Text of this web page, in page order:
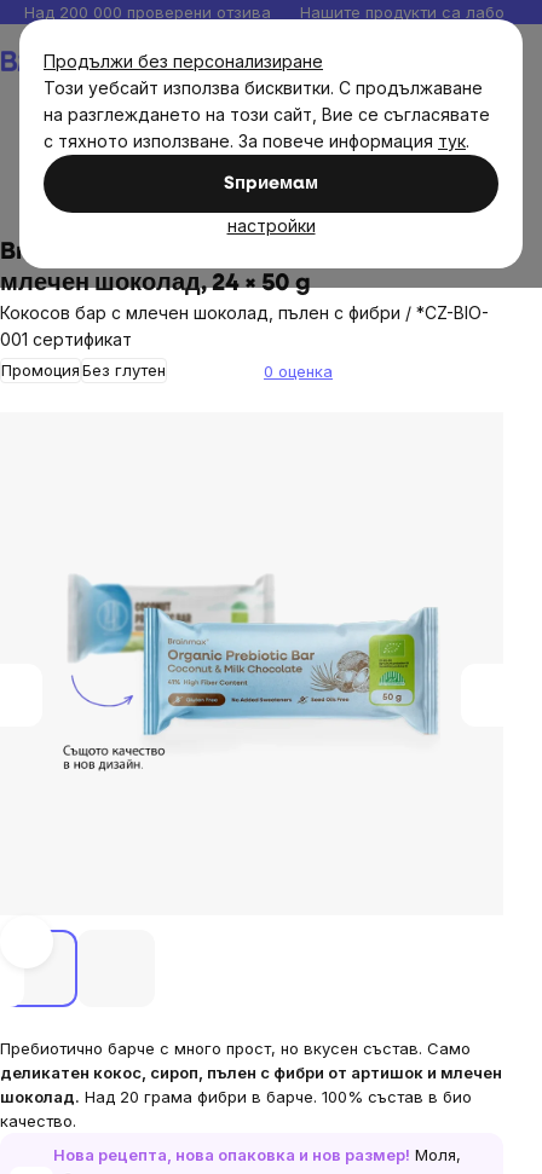
Продължи без персонализиране
Този уебсайт използва бисквитки. С продължаване
на разглеждането на този сайт, Вие се съгласявате
с тяхното използване. За повече информация тук.
Sпpиeмaм
настройки
Прескочи
към
съдържанието
Над 200 000 проверени отзива Нашите продукти са
Хранителни продукти
Сладки и солени закуски
Пръчици и бисквитки
BrainMax® Organic Prebiotic Bar, Кокос и
млечен шоколад, 24 × 50 g
Кокосов бар с млечен шоколад, пълен с фибри / *CZ-BIO-
001 сертификат
ПромоцияБез глутен 0 оценка
Пребиотично барче с много прост, но вкусен състав. Само
деликатен кокос, сироп, пълен с фибри от артишок и млечен
шоколад. Над 20 грама фибри в барче. 100% състав в био
качество.
Нова рецепта, нова опаковка и нов размер! Моля,